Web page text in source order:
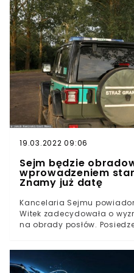
19.03.2022 09:06
Sejm będzie
wprowadzeniem
Znamy już datę
Kancelaria Sejmu
Witek zadecydowała o
na obrady posłów.
Sejmu już wkrótceNa
Elżbieta Witek wyznaczyła